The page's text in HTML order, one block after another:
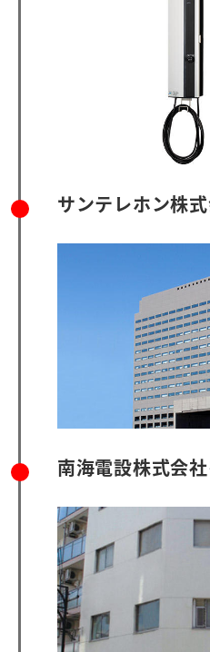
サンテレホン株
南海電設株式会